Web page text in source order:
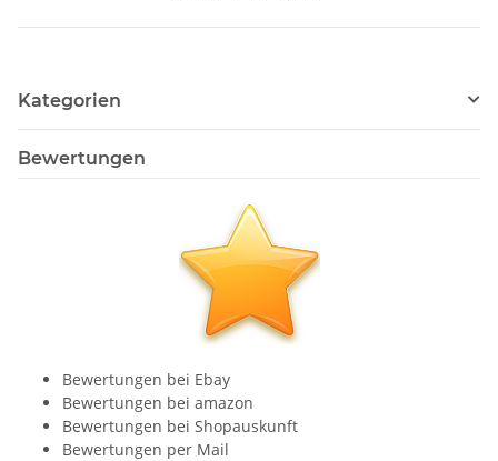
Kategorien
Bewertungen
Bewertungen bei Ebay
Bewertungen bei amazon
Bewertungen bei Shopauskunft
Bewertungen per Mail